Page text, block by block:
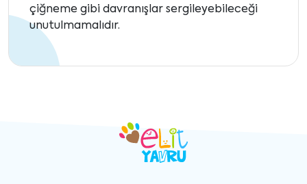
çiğneme gibi davranışlar sergileyebileceği
unutulmamalıdır.